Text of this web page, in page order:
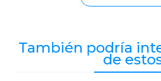
También podría
de